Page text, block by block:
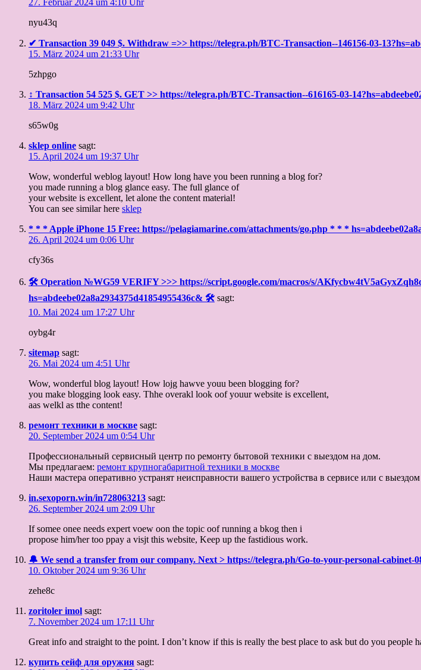
nyu43q
✔ Transaction 39 049 $. Withdrаw =>> https://telegra.ph/BTC-Transaction--146156-03-
15. März 2024 um 21:33 Uhr
5zhpgo
↕ Transaction 54 525 $. GЕТ >> https://telegra.ph/BTC-Transaction--616165-03-
18. März 2024 um 9:42 Uhr
s65w0g
sklep online sagt:
15. April 2024 um 19:37 Uhr
Wow, wonderful weblog layout! How long have you been running a blog for?
you made running a blog glance easy. The full glance of
your website is excellent, let alone the content material!
You can see similar here sklep
* * * Apple iPhone 15 Free: https://pelagiamarine.com/attachments/go.php * * *
26. April 2024 um 0:06 Uhr
cfy36s
🛠 Operation №WG59 VERIFY >>> https://script.google.com/macros/s/
hs=abdeebe02a8a2934375d41854955436c& 🛠 sagt:
10. Mai 2024 um 17:27 Uhr
oybg4r
sitemap sagt:
26. Mai 2024 um 4:51 Uhr
Wow, wonderful blog layout! How lojg hawve youu been blogging for?
you make blogging look easy. Thhe overakl look oof youur website is excellent,
aas welkl as tthe content!
ремонт техники в москве sagt:
20. September 2024 um 0:54 Uhr
Профессиональный сервисный центр по ремонту бытовой техники с выездом на дом.
Мы предлагаем: ремонт крупногабаритной техники в москве
Наши мастера оперативно устранят неисправности вашего устройства в сервисе или с
in.sexoporn.win/in728063213 sagt:
26. September 2024 um 2:09 Uhr
If somee onee needs expert voew oon the topic oof running a bkog then i
propose him/her too ppay a visjt this website, Keep up the fastidious work.
🔔 We send a transfer from our company. Next > https://telegra.ph/Go-to-your-personal-cabinet-
10. Oktober 2024 um 9:36 Uhr
zehe8c
zoritoler imol sagt:
7. November 2024 um 17:11 Uhr
Great info and straight to the point. I don’t know if this is really the best place to ask but do you people
купить сейф для оружия sagt: